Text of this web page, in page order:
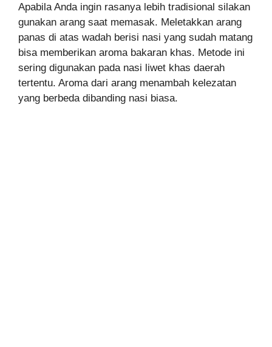
Apabila Anda ingin rasanya lebih tradisional silakan
gunakan arang saat memasak. Meletakkan arang
panas di atas wadah berisi nasi yang sudah matang
bisa memberikan aroma bakaran khas. Metode ini
sering digunakan pada nasi liwet khas daerah
tertentu. Aroma dari arang menambah kelezatan
yang berbeda dibanding nasi biasa.